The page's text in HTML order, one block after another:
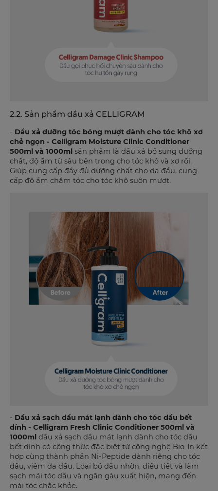
2.2. Sản phẩm dầu xả CELLIGRAM
- Dầu xả dưỡng tóc bóng mượt dành cho tóc khô xơ
chẻ ngọn - Celligram Moisture Clinic Conditioner
500ml và 1000ml sản phẩm là dầu xả bổ sung dưỡng
chất, độ ẩm từ sâu bên trong cho tóc khô và xơ rối.
Giúp cung cấp đầy đủ dưỡng chất cho da đầu, cung
cấp độ ẩm chăm tóc cho tóc khô suôn mượt.
- Dầu xả sạch dầu mát lạnh dành cho tóc dầu bết
dính - Celligram Fresh Clinic Conditioner 500ml và
1000ml dầu xả sạch dầu mát lạnh dành cho tóc dầu
bết dính có công thức đặc biệt từ công nghệ Bio-In kết
hợp cùng thành phần Ni-Peptide dành riêng cho tóc
dầu, viêm da đầu. Loại bỏ dầu nhờn, điều tiết và làm
sạch mái tóc dầu và ngăn gàu xuất hiện, mang đến
mái tóc chắc khỏe.